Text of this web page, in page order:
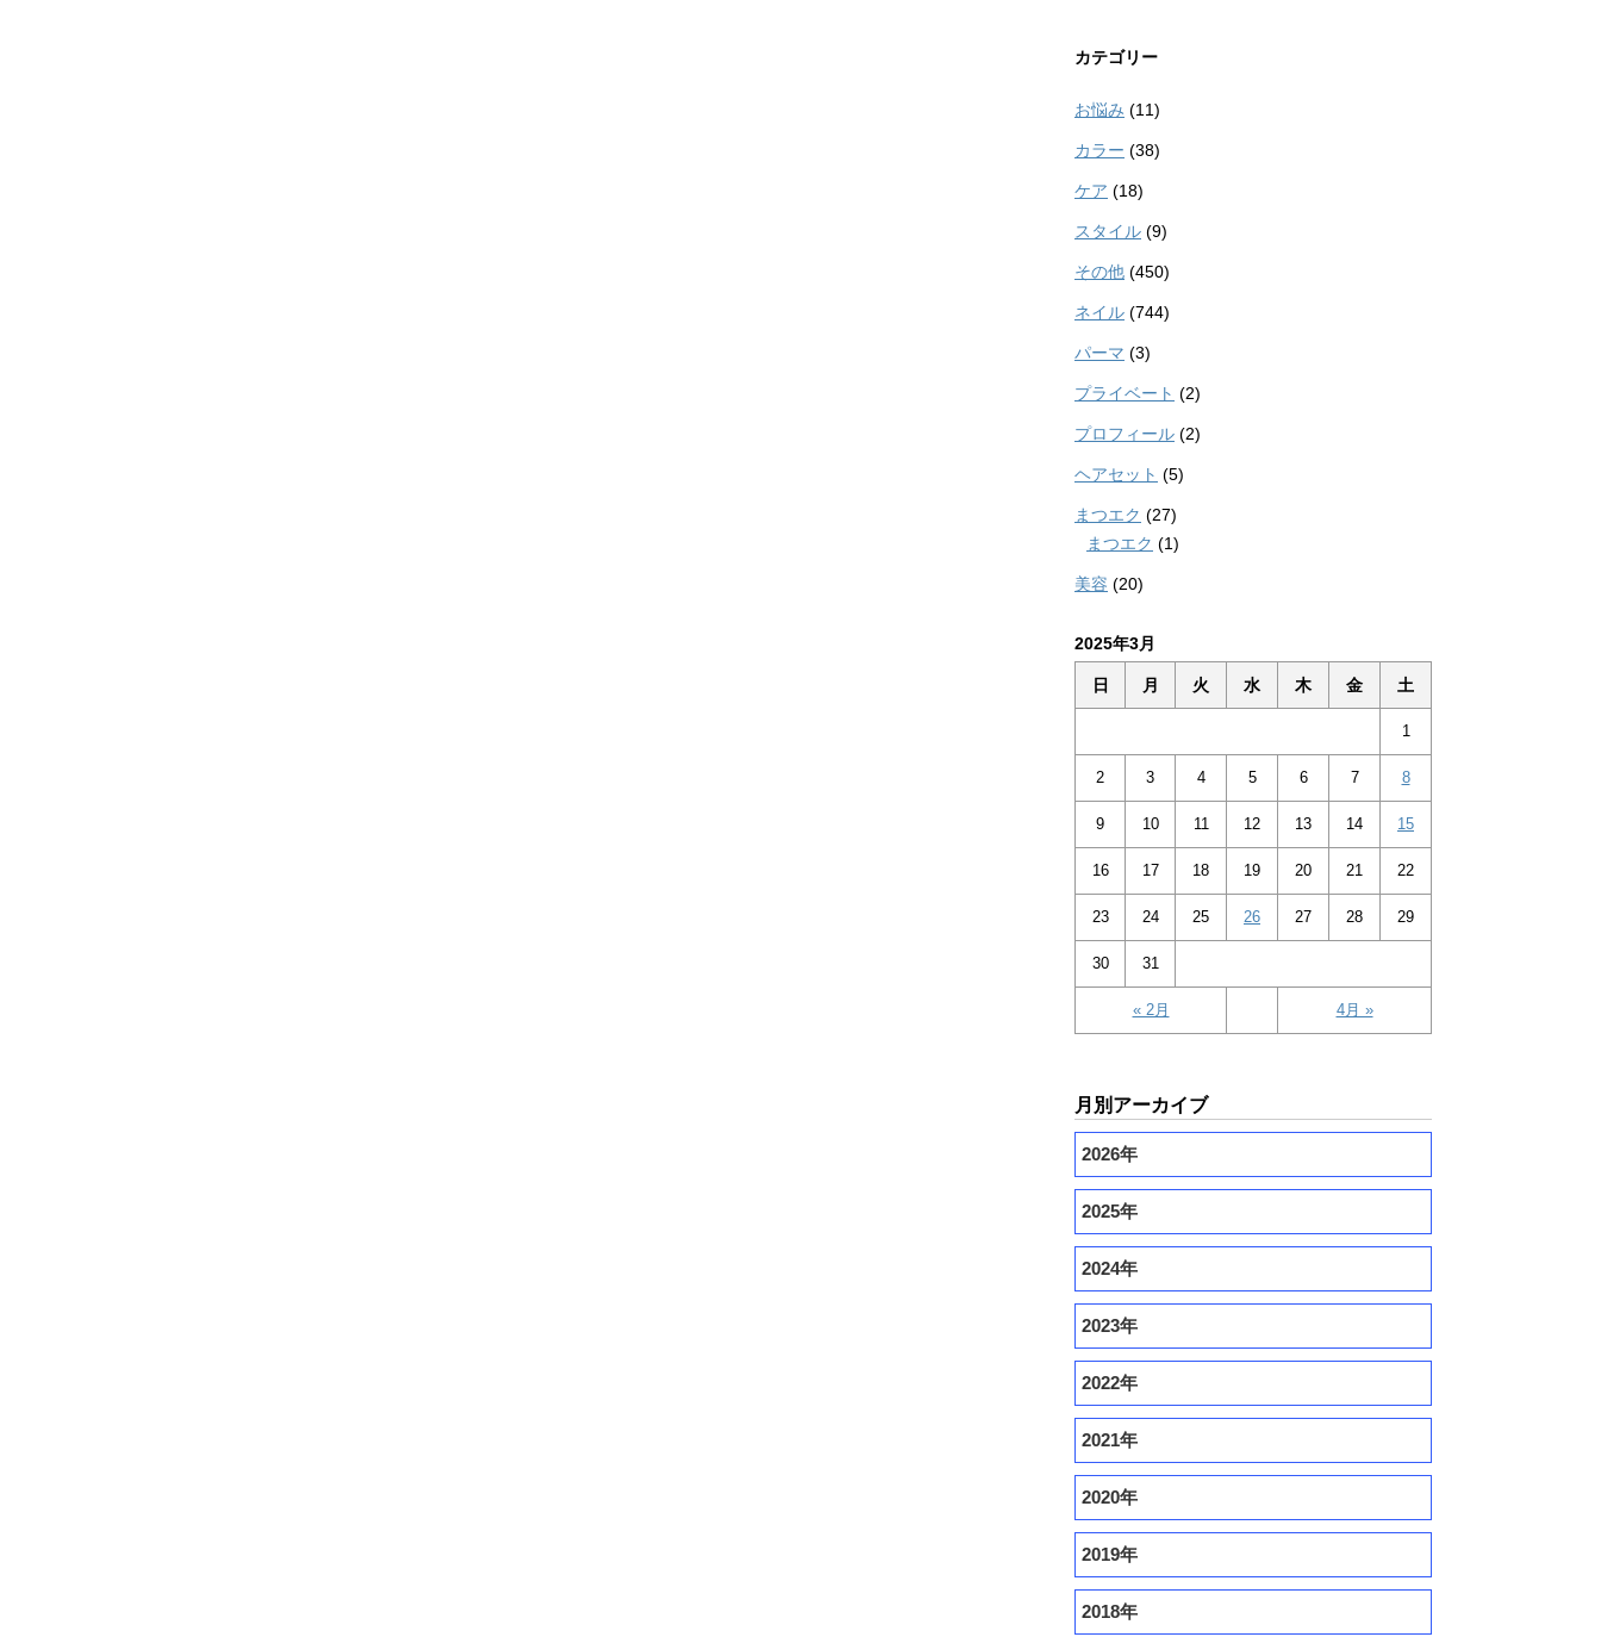
カテゴリー
お悩み (11)
カラー (38)
ケア (18)
スタイル (9)
その他 (450)
ネイル (744)
パーマ (3)
プライベート (2)
プロフィール (2)
ヘアセット (5)
まつエク (27)
まつエク (1)
美容 (20)
2025年3月
日 月 火 水 木 金 土
« 2月 4月 »
1
2 3 4 5 6 7 8
9 10 11 12 13 14 15
16 17 18 19 20 21 22
23 24 25 26 27 28 29
30 31
月別アーカイブ
2026年
2025年
2024年
2023年
2022年
2021年
2020年
2019年
2018年